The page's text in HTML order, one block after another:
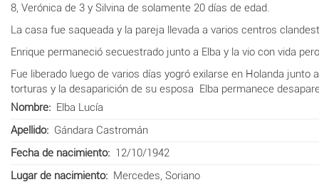
8, Verónica de 3 y Silvina de solamente 20 días de edad.
La casa fue saqueada y la pareja llevada a varios centros
Enrique permaneció secuestrado junto a Elba y la vio con vida
Fue liberado luego de varios días yogró exilarse en Holanda
torturas y la desaparición de su esposa Elba permanece
Nombre
Elba Lucía
Apellido
Gándara Castromán
Fecha de nacimiento
12/10/1942
Lugar de nacimiento
Mercedes, Soriano